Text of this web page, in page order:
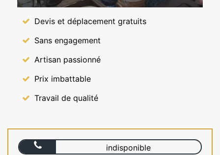
Devis et déplacement gratuits
Sans engagement
Artisan passionné
Prix imbattable
Travail de qualité
indisponible